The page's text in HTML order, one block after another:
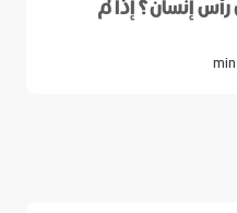
إنسان؟ إذاً لم